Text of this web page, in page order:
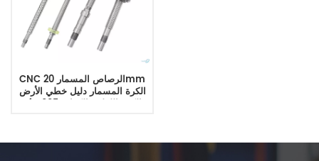
CNC الرصاص المسمار 20mm
الكرة المسمار دليل خطي الأرض
sfu1605 الكرة اللولبية الكرات